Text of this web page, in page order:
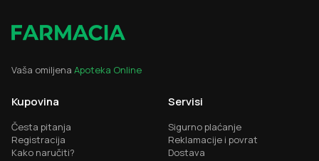
Vaša omiljena Apoteka Online
Kupovina
Česta pitanja
Registracija
Kako naručiti?
Servisi
Sigurno plaćanje
Reklamacije i povrat
Dostava